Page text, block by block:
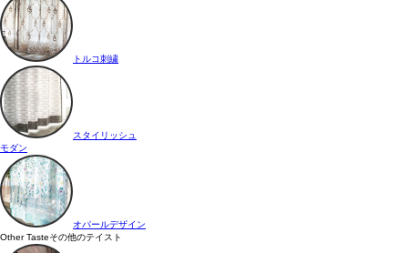
トルコ刺繍
スタイリッシュ
モダン
オパールデザイン
Other Tasteその他のテイスト